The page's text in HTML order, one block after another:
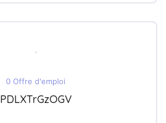
0 Offre d'emploi
PDLXTrGzOGV